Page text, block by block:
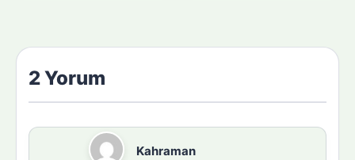
2 Yorum
Kahraman